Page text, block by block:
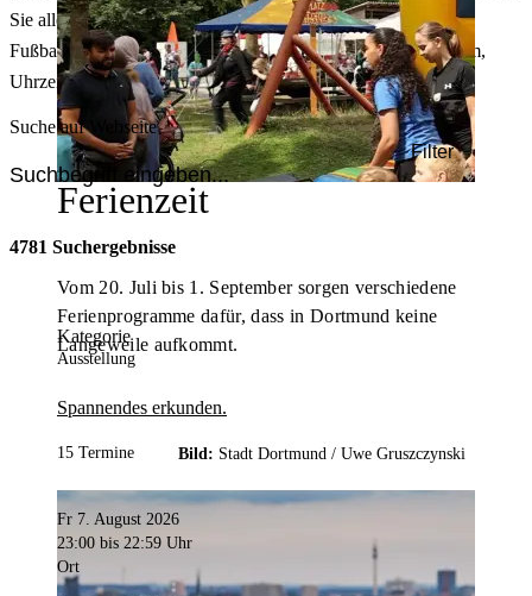
Ferienzeit
Vom 20. Juli bis 1. September sorgen verschiedene
Ferienprogramme dafür, dass in Dortmund keine
Langeweile aufkommt.
Spannendes erkunden.
Bild: Stadt Dortmund / Uwe Gruszczynski
Sie alle Events – von der Stadt- oder Museumsführung übers
Fußballspiel bis zum Flohmarkt. Sie können dabei nach Datum,
Uhrzeit, Ort oder Art der Veranstaltung auswählen. Viel Spaß!
Suche auf Webseite
Filter
4781 Suchergebnisse
Kategorie
Ausstellung
15 Termine
Fr 7. August 2026
23:00 bis 22:59 Uhr
Ort